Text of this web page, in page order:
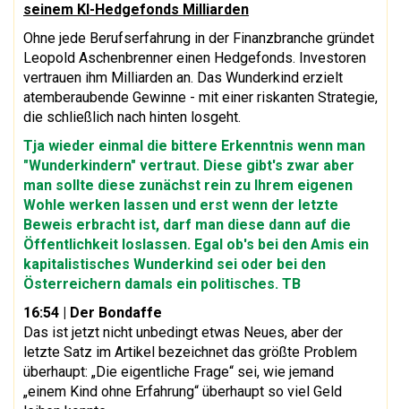
seinem KI-Hedgefonds Milliarden
Ohne jede Berufserfahrung in der Finanzbranche gründet
Leopold Aschenbrenner einen Hedgefonds. Investoren
vertrauen ihm Milliarden an. Das Wunderkind erzielt
atemberaubende Gewinne - mit einer riskanten Strategie,
die schließlich nach hinten losgeht.
Tja wieder einmal die bittere Erkenntnis wenn man
"Wunderkindern" vertraut. Diese gibt's zwar aber
man sollte diese zunächst rein zu Ihrem eigenen
Wohle werken lassen und erst wenn der letzte
Beweis erbracht ist, darf man diese dann auf die
Öffentlichkeit loslassen. Egal ob's bei den Amis ein
kapitalistisches Wunderkind sei oder bei den
Österreichern damals ein politisches. TB
16:54 | Der Bondaffe
Das ist jetzt nicht unbedingt etwas Neues, aber der
letzte Satz im Artikel bezeichnet das größte Problem
überhaupt: „Die eigentliche Frage“ sei, wie jemand
„einem Kind ohne Erfahrung“ überhaupt so viel Geld